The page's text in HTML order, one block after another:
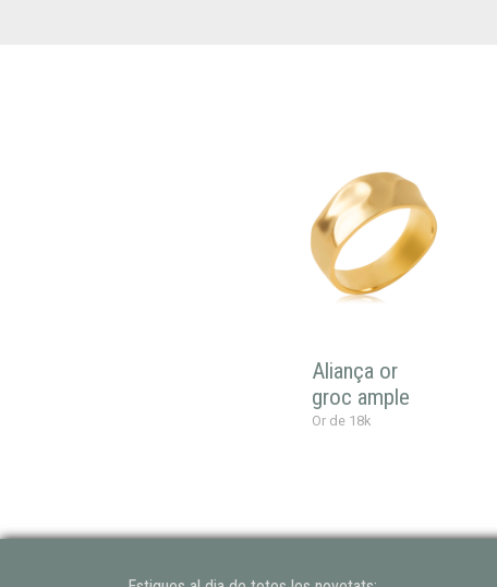
Aliança or
groc ample
Or de 18k